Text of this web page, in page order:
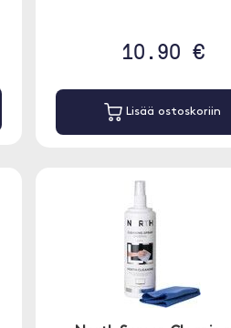
10.90 €
Lisää ostoskoriin